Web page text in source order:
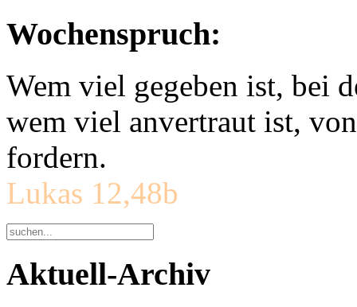
Wochenspruch:
Wem viel gegeben ist, bei
wem viel anvertraut ist,
fordern.
Lukas 12,48b
Aktuell-Archiv